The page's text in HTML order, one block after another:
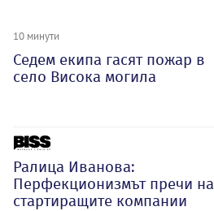
10 минути
Седем екипа гасят пожар в
село Висока могила
Ралица Иванова:
Перфекционизмът пречи на
стартиращите компании